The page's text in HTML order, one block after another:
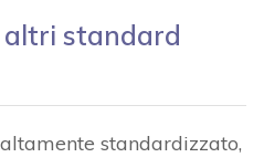
altri standard
standardizzato,